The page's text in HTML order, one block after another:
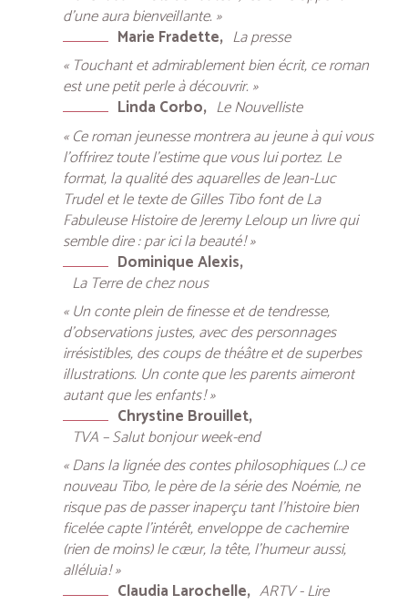
d’une aura bienveillante. »
Marie Fradette La presse
« Touchant et admirablement bien écrit, ce roman
est une petit perle à découvrir. »
Linda Corbo Le Nouvelliste
« Ce roman jeunesse montrera au jeune à qui vous
l’offrirez toute l’estime que vous lui portez. Le
format, la qualité des aquarelles de Jean-Luc
Trudel et le texte de Gilles Tibo font de La
Fabuleuse Histoire de Jeremy Leloup un livre qui
semble dire : par ici la beauté ! »
Dominique Alexis
La Terre de chez nous
« Un conte plein de finesse et de tendresse,
d’observations justes, avec des personnages
irrésistibles, des coups de théâtre et de superbes
illustrations. Un conte que les parents aimeront
autant que les enfants ! »
Chrystine Brouillet
TVA – Salut bonjour week-end
« Dans la lignée des contes philosophiques (…) ce
nouveau Tibo, le père de la série des Noémie, ne
risque pas de passer inaperçu tant l’histoire bien
ficelée capte l’intérêt, enveloppe de cachemire
(rien de moins) le cœur, la tête, l’humeur aussi,
alléluia ! »
Claudia Larochelle ARTV - Lire